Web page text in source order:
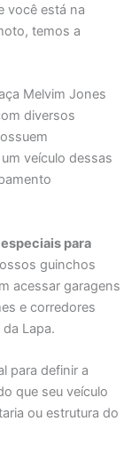
você está na
temos a
Melvim Jones
diversos
veículo dessas
para
guinchos
acessar garagens
e corredores
Lapa.
para definir a
que seu veículo
ou estrutura do